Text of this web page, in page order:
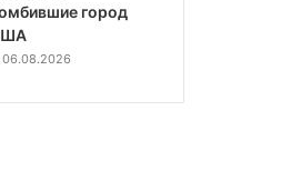
город
06.08.2026